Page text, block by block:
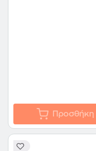
Προσθήκη